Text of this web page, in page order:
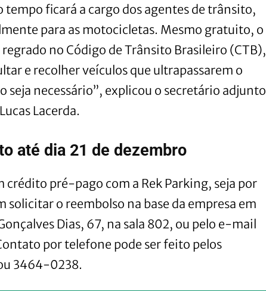
ficará a cargo dos agentes de trânsito,
para as motocicletas. Mesmo gratuito, o
no Código de Trânsito Brasileiro (CTB),
e recolher veículos que ultrapassarem o
seja necessário”, explicou o secretário adjunto
Lacerda.
até dia 21 de dezembro
crédito pré-pago com a Rek Parking, seja por
solicitar o reembolso na base da empresa em
Dias, 67, na sala 802, ou pelo e-mail
por telefone pode ser feito pelos
3464-0238.